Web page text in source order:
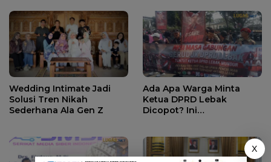
Wedding Intimate Jadi
Solusi Tren Nikah
Sederhana Ala Gen Z
Ada Apa Warga Minta
Ketua DPRD Lebak
Dicopot? Ini
X